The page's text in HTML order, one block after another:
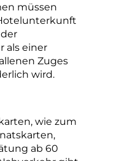
müssen
als einer
Zuges
wird.
wie zum
ab 60